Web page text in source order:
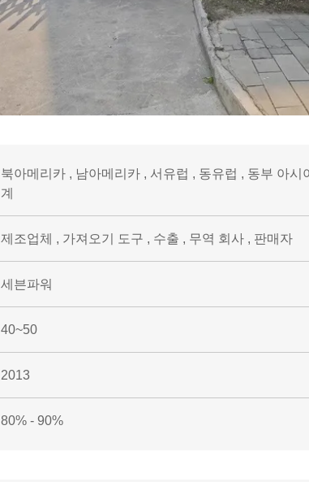
북아메리카 , 남아메리카 , 서유럽 , 동유럽 , 동부 아시
계
제조업체 , 가져오기 도구 , 수출 , 무역 회사 , 판매자
세븐파워
40~50
2013
80% - 90%